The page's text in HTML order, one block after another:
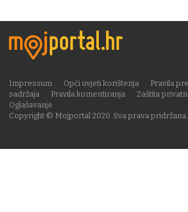
Copyright © Mojportal 2020. Sva prava pridržana.
Impressum Opći uvjeti korištenja
Pravila
sadržaja
Pravila komentiranja Zaštita
Oglašavanje